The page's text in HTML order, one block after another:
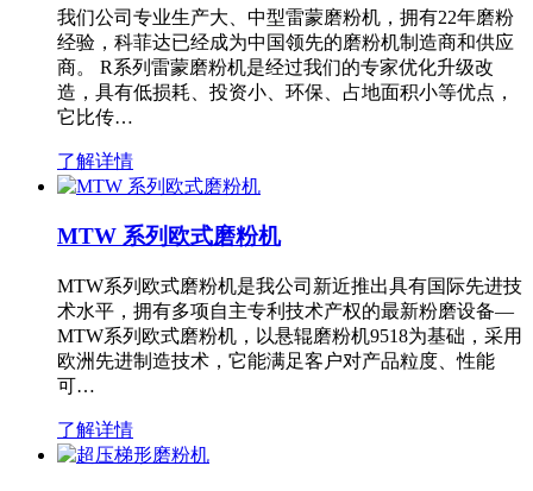
我们公司专业生产大、中型雷蒙磨粉机，拥有22年磨粉
经验，科菲达已经成为中国领先的磨粉机制造商和供应
商。 R系列雷蒙磨粉机是经过我们的专家优化升级改
造，具有低损耗、投资小、环保、占地面积小等优点，
它比传…
了解详情
MTW 系列欧式磨粉机
MTW系列欧式磨粉机是我公司新近推出具有国际先进技
术水平，拥有多项自主专利技术产权的最新粉磨设备—
MTW系列欧式磨粉机，以悬辊磨粉机9518为基础，采用
欧洲先进制造技术，它能满足客户对产品粒度、性能
可…
了解详情